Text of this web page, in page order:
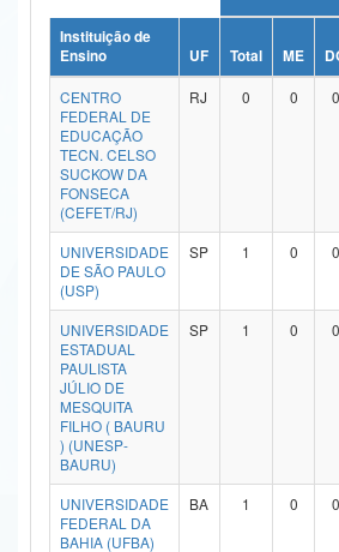
Ministério da Ciência, Tecnologia, Inovações e
Ministério do Meio Ambiente
Ministério do Turismo
Ministério do Desenvolvimento Regional
Controladoria-Geral da União
Ministério da Mulher, da Família e dos Direitos
Secretaria de Governo
Gabinete de Segurança Institucional
Advocacia-Geral da União
Banco Central do Brasil
Instituição de
Ensino
UF Total ME
CENTRO
FEDERAL DE
EDUCAÇÃO
TECN. CELSO
SUCKOW DA
FONSECA
(CEFET/RJ)
RJ 0 0 0
UNIVERSIDADE
DE SÃO PAULO
(USP)
SP 1 0 0
UNIVERSIDADE
ESTADUAL
PAULISTA
JÚLIO DE
MESQUITA
FILHO ( BAURU
) (UNESP-
BAURU)
SP 1 0 0
UNIVERSIDADE
FEDERAL DA
BAHIA (UFBA)
BA 1 0 0